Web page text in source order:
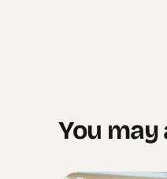
You may